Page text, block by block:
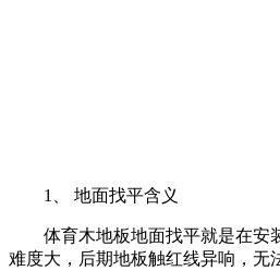
1、 地面找平含义
体育木地板地面找平就是在安装
难度大，后期地板触红线异响，无